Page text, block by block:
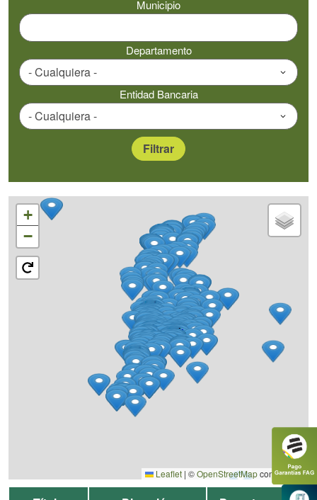
Municipio
Departamento
Entidad Bancaria
+
−
Leaflet | ©OpenStreetMapcontributors